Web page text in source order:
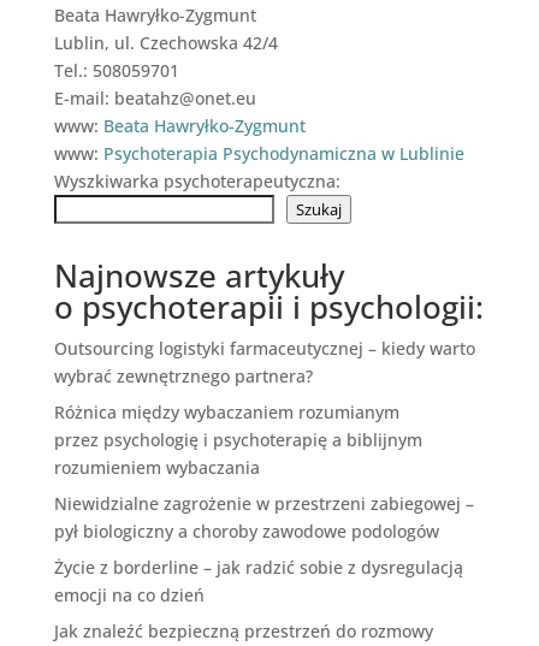
Beata Hawryłko-Zygmunt
Lublin, ul. Czechowska 42/4
Tel.: 508059701
E-mail: beatahz@onet.eu
www: Beata Hawryłko-Zygmunt
www: Psychoterapia Psychodynamiczna w Lublinie
Wyszkiwarka psychoterapeutyczna:
Szukaj
Najnowsze artykuły
o psychoterapii i psychologii:
Outsourcing logistyki farmaceutycznej – kiedy warto
wybrać zewnętrznego partnera?
Różnica między wybaczaniem rozumianym
przez psychologię i psychoterapię a biblijnym
rozumieniem wybaczania
Niewidzialne zagrożenie w przestrzeni zabiegowej –
pył biologiczny a choroby zawodowe podologów
Życie z borderline – jak radzić sobie z dysregulacją
emocji na co dzień
Jak znaleźć bezpieczną przestrzeń do rozmowy